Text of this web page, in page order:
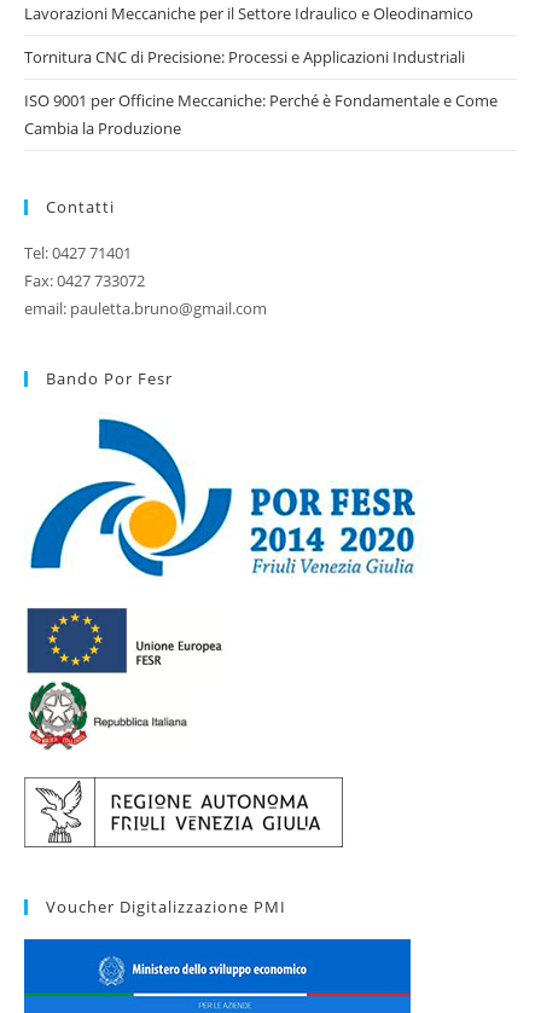
Lavorazioni Meccaniche per il Settore Idraulico e Oleodinamico
Tornitura CNC di Precisione: Processi e Applicazioni Industriali
ISO 9001 per Officine Meccaniche: Perché è Fondamentale e Come
Cambia la Produzione
Contatti
Tel: 0427 71401
Fax: 0427 733072
email: pauletta.bruno@gmail.com
Bando Por Fesr
Voucher Digitalizzazione PMI